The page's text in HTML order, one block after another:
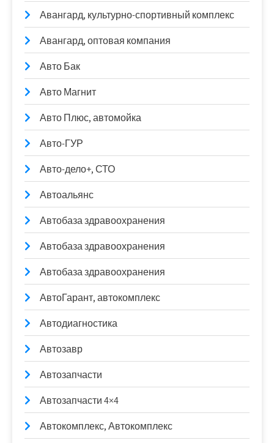
Авангард, культурно-спортивный комплекс
Авангард, оптовая компания
Авто Бак
Авто Магнит
Авто Плюс, автомойка
Авто-ГУР
Авто-дело+, СТО
Автоальянс
Автобаза здравоохранения
Автобаза здравоохранения
Автобаза здравоохранения
АвтоГарант, автокомплекс
Автодиагностика
Автозавр
Автозапчасти
Автозапчасти 4×4
Автокомплекс, Автокомплекс